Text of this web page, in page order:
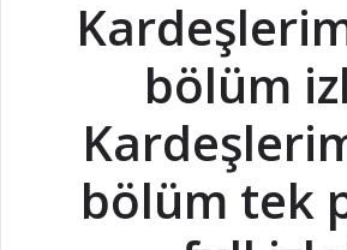
bölüm
bölüm tek